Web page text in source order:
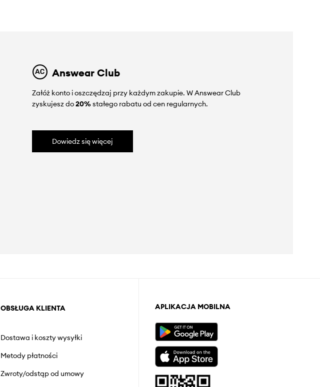
Answear Club
Załóż konto i oszczędzaj przy każdym zakupie. W Answear Club
zyskujesz do20%stałego rabatu od cen regularnych.
Dowiedz się więcej
OBSŁUGA KLIENTA
Dostawa i koszty wysyłki
Metody płatności
Zwroty/odstąp od umowy
APLIKACJA MOBILNA